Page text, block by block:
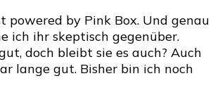
powered by Pink Box. Und genau
ich ihr skeptisch gegenüber.
doch bleibt sie es auch? Auch
lange gut. Bisher bin ich noch